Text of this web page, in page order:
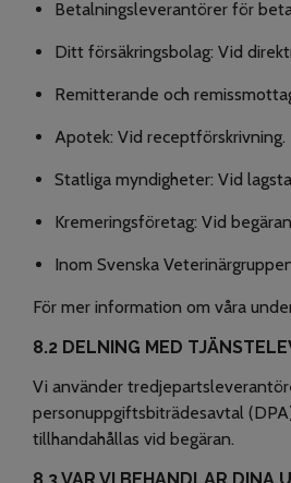
Betalningsleverantörer för
Ditt försäkringsbolag: Vid
Remitterande och
Apotek: Vid receptförskrivning.
Statliga myndigheter: Vid
Kremeringsföretag: Vid
Inom Svenska
För mer information om våra
8.2 DELNING MED
Vi använder
personuppgiftsbiträdesavtal
tillhandahållas vid begäran.